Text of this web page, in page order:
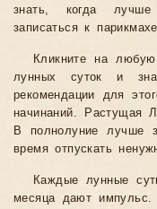
знать, когда
записаться к
Кликните на
лунных суток и
рекомендации для
начинаний. Растущая
В полнолуние лучше
время отпускать
Каждые лунные
месяца дают